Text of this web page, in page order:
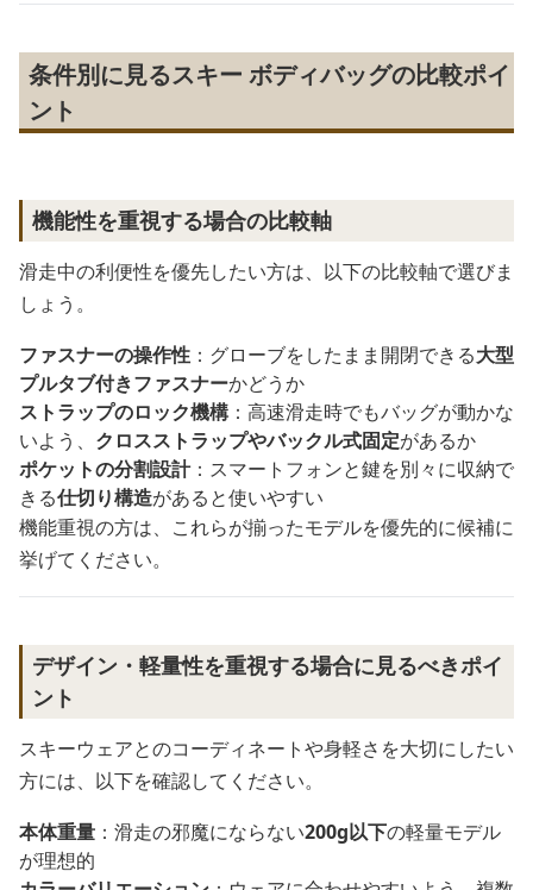
条件別に見るスキー ボディバッグの比較ポイ
ント
機能性を重視する場合の比較軸
滑走中の利便性を優先したい方は、以下の比較軸で選びま
しょう。
ファスナーの操作性 ：グローブをしたまま開閉できる大型
プルタブ付きファスナーかどうか
ストラップのロック機構 ：高速滑走時でもバッグが動かな
いよう、 クロスストラップやバックル式固定があるか
ポケットの分割設計：スマートフォンと鍵を別々に収納で
きる仕切り構造があると使いやすい
機能重視の方は、これらが揃ったモデルを優先的に候補に
挙げてください。
デザイン・軽量性を重視する場合に見るべきポイ
ント
スキーウェアとのコーディネートや身軽さを大切にしたい
方には、以下を確認してください。
本体重量 ：滑走の邪魔にならない200g以下の軽量モデル
が理想的